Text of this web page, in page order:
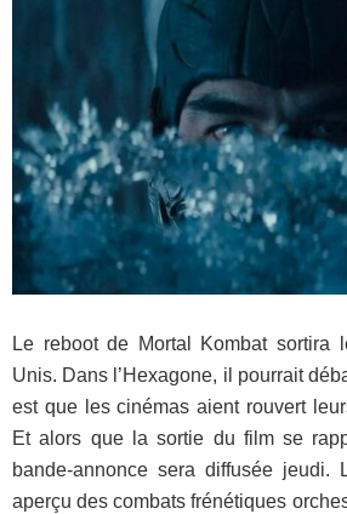
Le reboot de Mortal Kombat sortira
Unis. Dans l’Hexagone, il pourrait
est que les cinémas aient rouvert
Et alors que la sortie du film se
bande-annonce sera diffusée jeudi.
aperçu des combats frénétiques